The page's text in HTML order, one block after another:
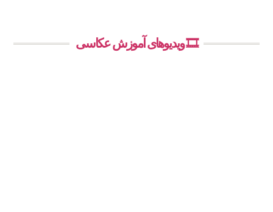
🎞️ ویدیوهای آموزش عکاسی